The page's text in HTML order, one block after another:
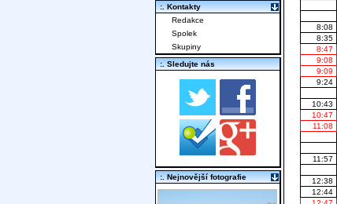
8:08
8:35
8:47
9:08
9:09
9:24
10:43
10:47
11:08
11:57
12:38
12:44
:. Kontakty
Redakce
Spolek
Skupiny
:. Sledujte nás
:. Nejnovější fotografie